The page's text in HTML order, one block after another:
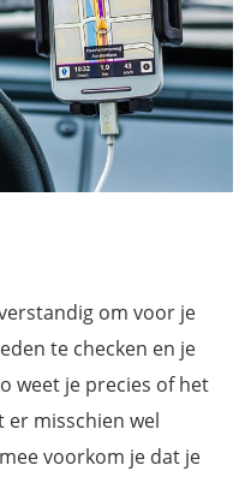
om voor je
te checken en je
weet je precies of het
er misschien wel
voorkom je dat je